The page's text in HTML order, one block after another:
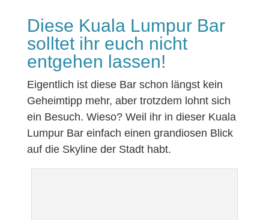
Diese Kuala Lumpur Bar
solltet ihr euch nicht
entgehen lassen!
Eigentlich ist diese Bar schon längst kein
Geheimtipp mehr, aber trotzdem lohnt sich
ein Besuch. Wieso? Weil ihr in dieser Kuala
Lumpur Bar einfach einen grandiosen Blick
auf die Skyline der Stadt habt.